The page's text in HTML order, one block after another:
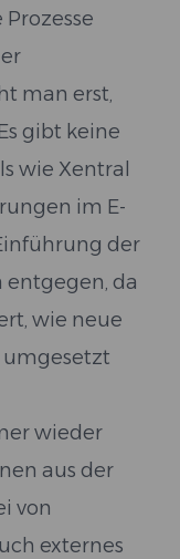
man erst,
gibt keine
wie Xentral
im E-
der
entgegen, da
wie neue
umgesetzt
wieder
aus der
von
externes